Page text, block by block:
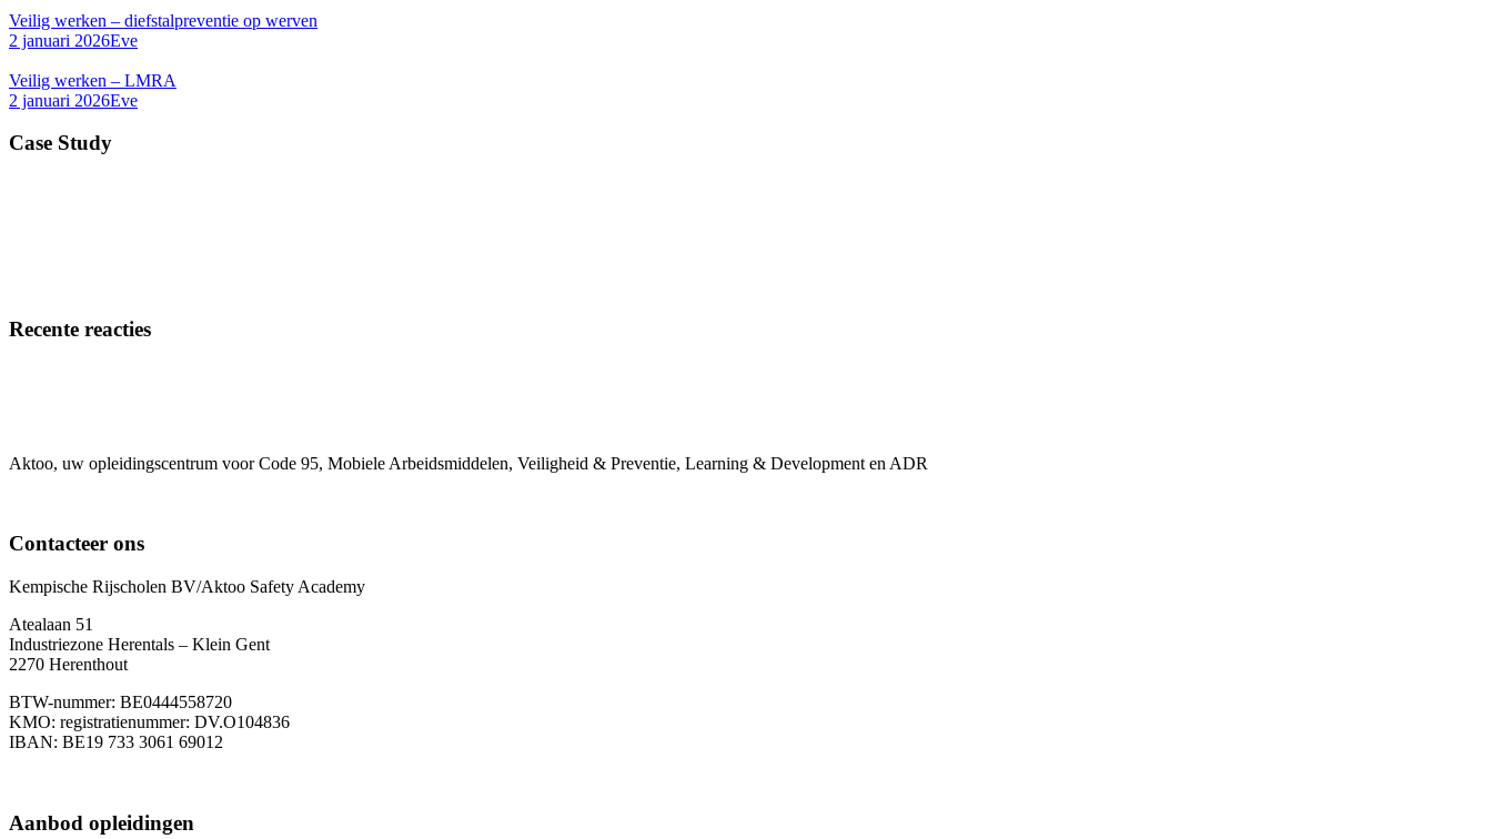
Veilig werken – diefstalpreventie op werven
2 januari 2026Eve
Veilig werken – LMRA
2 januari 2026Eve
Case Study
Recente reacties
Aktoo, uw opleidingscentrum voor Code 95, Mobiele Arbeidsmiddelen, Veiligheid & Preventie, Learning & Development en ADR
Contacteer ons
Kempische Rijscholen BV/Aktoo Safety Academy
Atealaan 51
Industriezone Herentals – Klein Gent
2270 Herenthout
BTW-nummer: BE0444558720
KMO: registratienummer: DV.O104836
IBAN: BE19 733 3061 69012
Aanbod opleidingen